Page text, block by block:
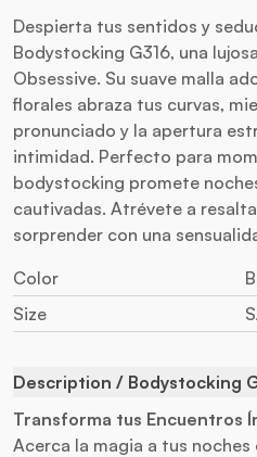
Despierta tus sentidos y
Bodystocking G316, una
Obsessive. Su suave malla
florales abraza tus curvas,
pronunciado y la apertura
intimidad. Perfecto para
bodystocking promete
cautivadas. Atrévete a
sorprender con una
Color
Size
Description /
Transforma tus Encuentros
Acerca la magia a tus